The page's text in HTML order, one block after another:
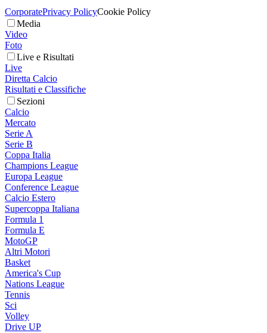
CorporatePrivacy PolicyCookie Policy
Media
Video
Foto
Live e Risultati
Live
Diretta Calcio
Risultati e Classifiche
Sezioni
Calcio
Mercato
Serie A
Serie B
Coppa Italia
Champions League
Europa League
Conference League
Calcio Estero
Supercoppa Italiana
Formula 1
Formula E
MotoGP
Altri Motori
Basket
America's Cup
Nations League
Tennis
Sci
Volley
Drive UP